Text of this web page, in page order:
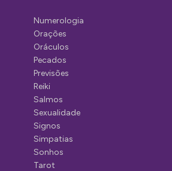
Numerologia
Orações
Oráculos
Pecados
Previsões
Reiki
Salmos
Sexualidade
Signos
Simpatias
Sonhos
Tarot